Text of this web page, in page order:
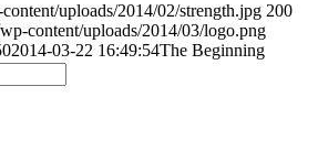
uploads/2014/02/strength.jpg 200
content/uploads/2014/03/logo.png
2014-03-22 16:49:54The Beginning